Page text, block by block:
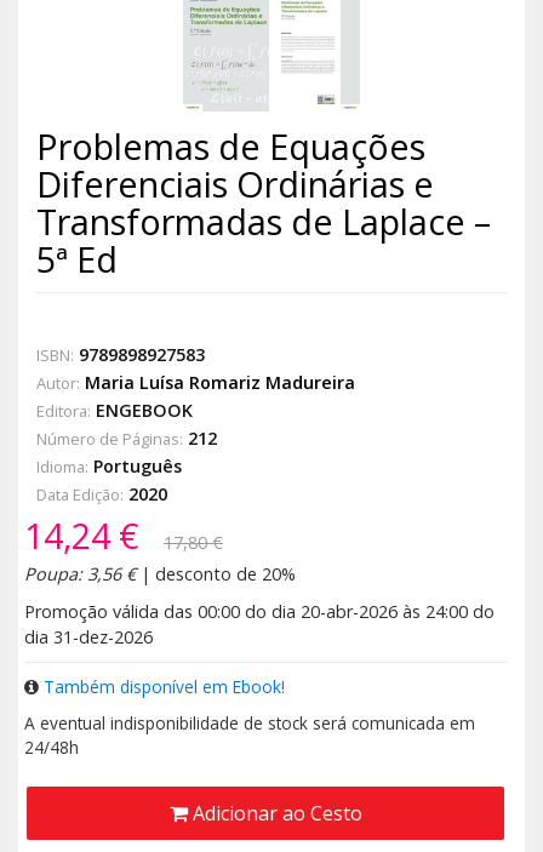
Problemas de Equações
Diferenciais Ordinárias e
Transformadas de Laplace –
5ª Ed
ISBN: 9789898927583
Autor: Maria Luísa Romariz Madureira
Editora: ENGEBOOK
Número de Páginas: 212
Idioma: Português
Data Edição: 2020
14,24 €
17,80 €
Poupa: 3,56 €| desconto de 20%
Promoção válida das 00:00 do dia 20-abr-2026 às 24:00 do
dia 31-dez-2026
Também disponível em Ebook!
A eventual indisponibilidade de stock será comunicada em
24/48h
Adicionar ao Cesto